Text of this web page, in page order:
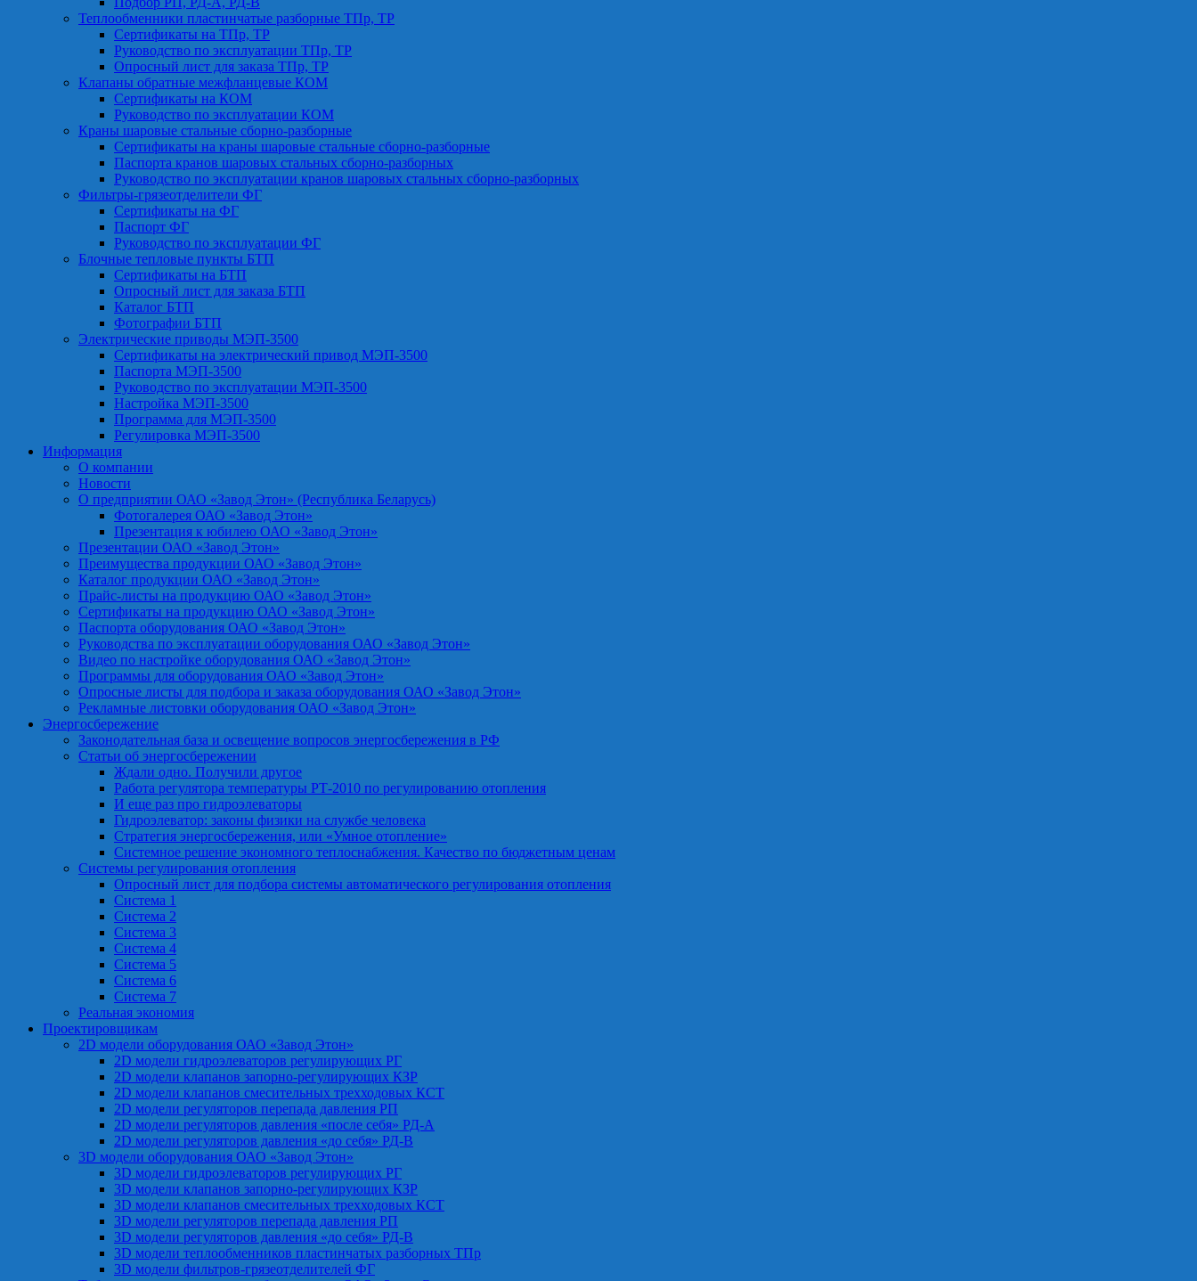
Теплообменники пластинчатые разборные ТПр, ТР
Сертификаты на ТПр, ТР
Руководство по эксплуатации ТПр, ТР
Опросный лист для заказа ТПр, ТР
Клапаны обратные межфланцевые КОМ
Сертификаты на КОМ
Руководство по эксплуатации КОМ
Краны шаровые стальные сборно-разборные
Сертификаты на краны шаровые стальные сборно-разборные
Паспорта кранов шаровых стальных сборно-разборных
Руководство по эксплуатации кранов шаровых стальных сборно-разборных
Фильтры-грязеотделители ФГ
Сертификаты на ФГ
Паспорт ФГ
Руководство по эксплуатации ФГ
Блочные тепловые пункты БТП
Сертификаты на БТП
Опросный лист для заказа БТП
Каталог БТП
Фотографии БТП
Электрические приводы МЭП-3500
Сертификаты на электрический привод МЭП-3500
Паспорта МЭП-3500
Руководство по эксплуатации МЭП-3500
Настройка МЭП-3500
Программа для МЭП-3500
Регулировка МЭП-3500
Информация
О компании
Новости
О предприятии ОАО «Завод Этон» (Республика Беларусь)
Фотогалерея ОАО «Завод Этон»
Презентация к юбилею ОАО «Завод Этон»
Презентации ОАО «Завод Этон»
Преимущества продукции ОАО «Завод Этон»
Каталог продукции ОАО «Завод Этон»
Прайс-листы на продукцию ОАО «Завод Этон»
Сертификаты на продукцию ОАО «Завод Этон»
Паспорта оборудования ОАО «Завод Этон»
Руководства по эксплуатации оборудования ОАО «Завод Этон»
Видео по настройке оборудования ОАО «Завод Этон»
Программы для оборудования ОАО «Завод Этон»
Опросные листы для подбора и заказа оборудования ОАО «Завод Этон»
Рекламные листовки оборудования ОАО «Завод Этон»
Энергосбережение
Законодательная база и освещение вопросов энергосбережения в РФ
Статьи об энергосбережении
Ждали одно. Получили другое
Работа регулятора температуры РТ-2010 по регулированию отопления
И еще раз про гидроэлеваторы
Гидроэлеватор: законы физики на службе человека
Стратегия энергосбережения, или «Умное отопление»
Системное решение экономного теплоснабжения. Качество по бюджетным ценам
Системы регулирования отопления
Опросный лист для подбора системы автоматического регулирования отопления
Система 1
Система 2
Система 3
Система 4
Система 5
Система 6
Система 7
Реальная экономия
Проектировщикам
2D модели оборудования ОАО «Завод Этон»
2D модели гидроэлеваторов регулирующих РГ
2D модели клапанов запорно-регулирующих КЗР
2D модели клапанов смесительных трехходовых КСТ
2D модели регуляторов перепада давления РП
2D модели регуляторов давления «после себя» РД-А
2D модели регуляторов давления «до себя» РД-В
3D модели оборудования ОАО «Завод Этон»
3D модели гидроэлеваторов регулирующих РГ
3D модели клапанов запорно-регулирующих КЗР
3D модели клапанов смесительных трехходовых КСТ
3D модели регуляторов перепада давления РП
3D модели регуляторов давления «до себя» РД-В
3D модели теплообменников пластинчатых разборных ТПр
3D модели фильтров-грязеотделителей ФГ